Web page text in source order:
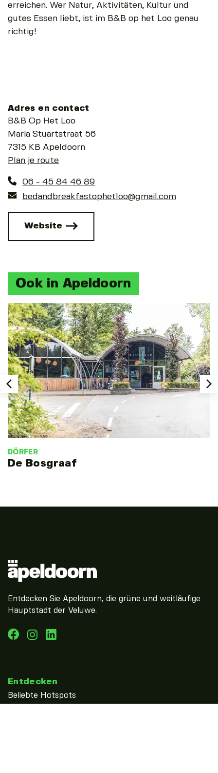
erreichen. Wer Natur, Aktivitäten, Kultur und
gutes Essen liebt, ist im B&B op het Loo genau
richtig!
Adres en contact
B&B Op Het Loo
Maria Stuartstraat 56
7315 KB Apeldoorn
Plan je route
06 - 45 84 46 89
bedandbreakfastophetloo@gmail.com
Website
Ook in Apeldoorn
DÖRFER
De Bosgraaf
Entdecken Sie Apeldoorn, die grüne und weitläufige
Hauptstadt der Veluwe.
Entdecken
Beliebte Hotspots